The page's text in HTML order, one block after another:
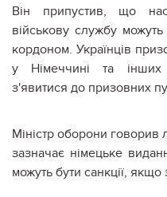
Він припустив, що
військову службу
кордоном. Українців
у Німеччині та інших
з'явитися до призовних
Міністр оборони
зазначає німецьке
можуть бути санкції,